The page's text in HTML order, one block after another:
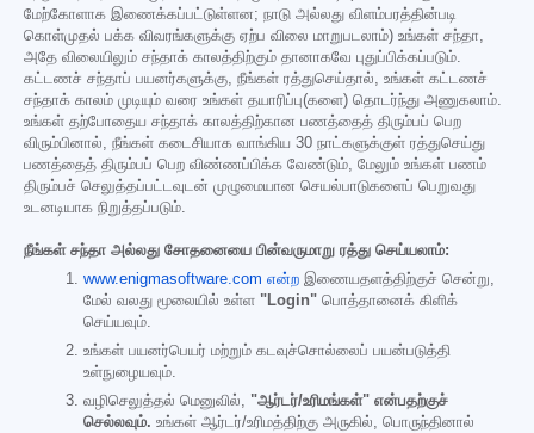
மேற்கோளாக இணைக்கப்பட்டுள்ளன; நாடு அல்லது விளம்பரத்தின்படி
கொள்முதல் பக்க விவரங்களுக்கு ஏற்ப விலை மாறுபடலாம்) உங்கள் சந்தா,
அதே விலையிலும் சந்தாக் காலத்திற்கும் தானாகவே புதுப்பிக்கப்படும்.
கட்டணச் சந்தாப் பயனர்களுக்கு, நீங்கள் ரத்துசெய்தால், உங்கள் கட்டணச்
சந்தாக் காலம் முடியும் வரை உங்கள் தயாரிப்பு(களை) தொடர்ந்து அணுகலாம்.
உங்கள் தற்போதைய சந்தாக் காலத்திற்கான பணத்தைத் திரும்பப் பெற
விரும்பினால், நீங்கள் கடைசியாக வாங்கிய 30 நாட்களுக்குள் ரத்துசெய்து
பணத்தைத் திரும்பப் பெற விண்ணப்பிக்க வேண்டும், மேலும் உங்கள் பணம்
திரும்பச் செலுத்தப்பட்டவுடன் முழுமையான செயல்பாடுகளைப் பெறுவது
உடனடியாக நிறுத்தப்படும்.
நீங்கள் சந்தா அல்லது சோதனையை பின்வருமாறு ரத்து செய்யலாம்:
www.enigmasoftware.com என்ற இணையதளத்திற்குச் சென்று,
மேல் வலது மூலையில் உள்ள "Login" பொத்தானைக் கிளிக்
செய்யவும்.
உங்கள் பயனர்பெயர் மற்றும் கடவுச்சொல்லைப் பயன்படுத்தி
உள்நுழையவும்.
வழிசெலுத்தல் மெனுவில், "ஆர்டர்/உரிமங்கள்" என்பதற்குச்
செல்லவும். உங்கள் ஆர்டர்/உரிமத்திற்கு அருகில், பொருந்தினால்